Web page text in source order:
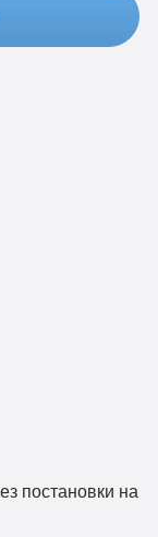
постановки на